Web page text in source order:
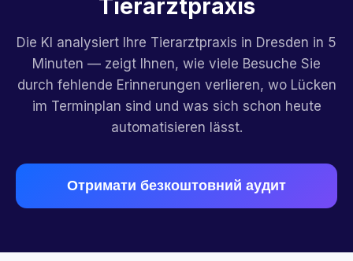
Tierarztpraxis
Die KI analysiert Ihre Tierarztpraxis in Dresden in 5
Minuten — zeigt Ihnen, wie viele Besuche Sie
durch fehlende Erinnerungen verlieren, wo Lücken
im Terminplan sind und was sich schon heute
automatisieren lässt.
Отримати безкоштовний аудит